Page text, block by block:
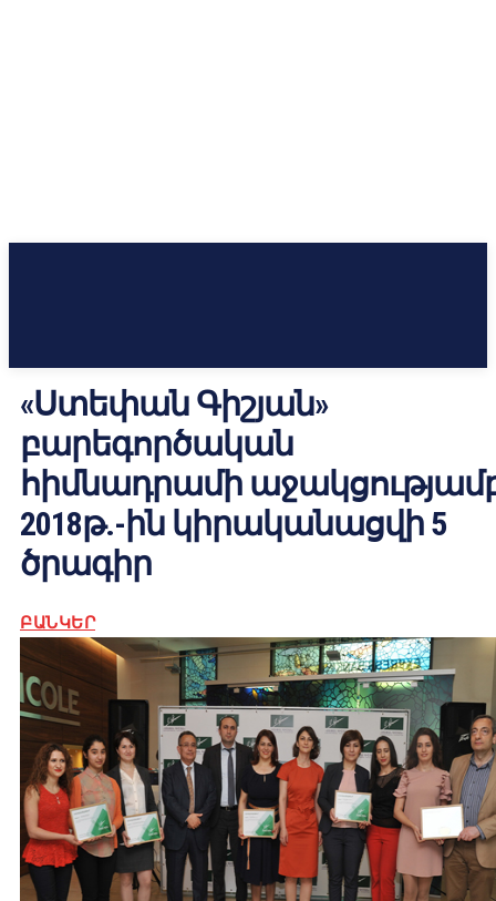
«Ստեփան Գիշյան»
բարեգործական
հիմնադրամի
2018թ.-ին կիրականացվի 5
ծրագիր
ԲԱՆԿԵՐ